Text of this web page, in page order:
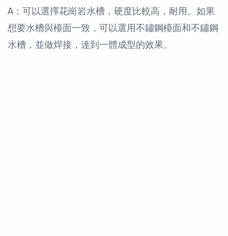
A：可以選擇花崗岩水槽，硬度比較高，耐用。如果
想要水槽與檯面一致，可以選用不鏽鋼檯面和不鏽鋼
水槽，並做焊接，達到一體成型的效果。